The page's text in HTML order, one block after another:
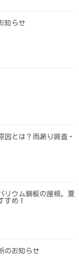
知らせ
因とは？雨漏り調査・
リウム鋼板の屋根。夏
すめ！
お知らせ